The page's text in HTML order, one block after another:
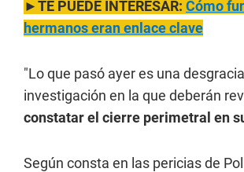
►TE PUEDE INTERESAR: Cómo
hermanos eran enlace clave
"Lo que pasó ayer es una
investigación en la que deberán
constatar el cierre perimetral en
Según consta en las pericias de